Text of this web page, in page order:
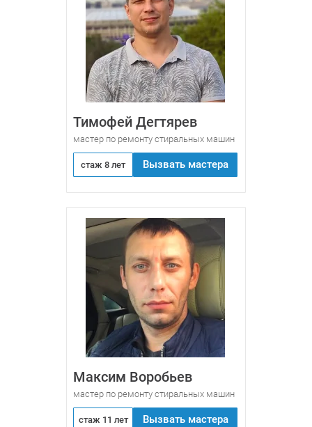
Тимофей Дегтярев
мастер по ремонту стиральных машин
стаж 8 лет Вызвать мастера
Максим Воробьев
мастер по ремонту стиральных машин
стаж 11 лет Вызвать мастера